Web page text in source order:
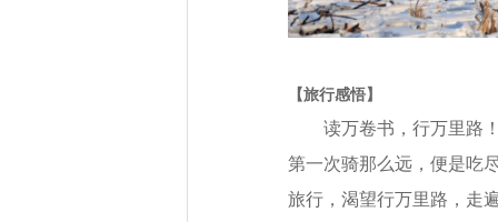
【旅行感悟】
读万卷书，行万里路
第一次骑那么远，便是吃
旅行，渴望行万里路，走